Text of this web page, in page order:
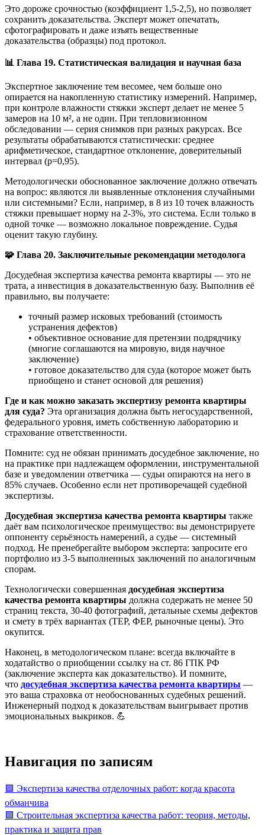
Это дороже срочностью (коэффициент 1,5-2,5), но позволяет
сохранить доказательства. Эксперт может опечатать,
сфотографировать и даже изъять вещественные
доказательства (образцы) под протокол.
📊 Глава 19. Статистическая валидация и научная база
Экспертное заключение тем весомее, чем больше оно
опирается на накопленную статистику измерений. Например,
при контроле влажности стяжки эксперт делает не менее 5
замеров на 10 м², а не один. При тепловизионном
обследовании — серия снимков при разных ракурсах. Все
результаты обрабатываются статистически: среднее
арифметическое, стандартное отклонение, доверительный
интервал (p=0,95).
Методологически обоснованное заключение должно отвечать
на вопрос: являются ли выявленные отклонения случайными
или системными? Если, например, в 8 из 10 точек влажность
стяжки превышает норму на 2-3%, это система. Если только в
одной точке — возможно локальное повреждение. Судья
оценит такую глубину.
🧩 Глава 20. Заключительные рекомендации методолога
Досудебная экспертиза качества ремонта квартиры — это не
трата, а инвестиция в доказательственную базу. Выполнив её
правильно, вы получаете:
точный размер исковых требований (стоимость
устранения дефектов)
• объективное основание для претензии подрядчику
(многие соглашаются на мировую, видя научное
заключение)
• готовое доказательство для суда (которое может быть
приобщено и станет основой для решения)
Где и как можно заказать экспертизу ремонта квартиры
для суда? Эта организация должна быть негосударственной,
федерального уровня, иметь собственную лабораторию и
страхование ответственности.
Помните: суд не обязан принимать досудебное заключение, но
на практике при надлежащем оформлении, инструментальной
базе и уведомлении ответчика — судьи опираются на него в
85% случаев. Особенно если нет противоречащей судебной
экспертизы.
Досудебная экспертиза качества ремонта квартиры также
даёт вам психологическое преимущество: вы демонстрируете
оппоненту серьёзность намерений, а судье — системный
подход. Не пренебрегайте выбором эксперта: запросите его
портфолио из 3-5 выполненных заключений по аналогичным
спорам.
Технологически совершенная досудебная экспертиза
качества ремонта квартиры должна содержать не менее 50
страниц текста, 30-40 фотографий, детальные схемы дефектов
и смету в трёх вариантах (ТЕР, ФЕР, рыночные цены). Это
окупится.
Наконец, в методологическом плане: всегда включайте в
ходатайство о приобщении ссылку на ст. 86 ГПК РФ
(заключение эксперта как доказательство). И помните,
что досудебная экспертиза качества ремонта квартиры —
это ваша страховка от необоснованных судебных решений.
Инженерный подход к доказательствам выигрывает против
эмоциональных выкриков. 💪
Навигация по записям
🟩 Экспертиза качества отделочных работ: когда красота
обманчива
🟩 Строительная экспертиза качества работ: теория, методы,
практика и защита прав